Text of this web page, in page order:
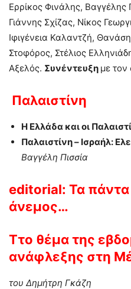
Ερρίκος Φινάλης, Βαγγέλης
Γιάννης Σχίζας, Νίκος
Ιφιγένεια Καλαντζή,
Στοφόρος, Στέλιος
Αξελός. Συνέντευξη με
Παλαιστίνη
Η Ελλάδα και οι
Παλαιστίνη – Ισραήλ:
Βαγγέλη Πισσία
editorial: Τα
άνεμος…
Ττο θέμα της
ανάφλεξης στη
του Δημήτρη Γκάζη